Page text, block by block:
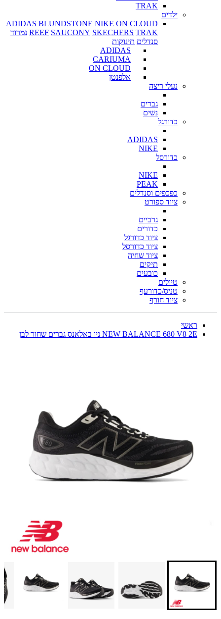
TRAK
ילדים
ADIDAS BLUNDSTONE NIKE ON CLOUD
REEF SAUCONY SKECHERS TRAK
נמרוד
סנדלים תינוקות
ADIDAS
CARIUMA
ON CLOUD
אלפנטן
נעלי ריצה
גברים
נשים
כדורגל
ADIDAS
NIKE
כדורסל
NIKE
PEAK
כפכפים וסנדלים
ציוד ספורט
גרביים
כדורים
ציוד כדורגל
ציוד כדורסל
ציוד שחיה
תיקים
כובעים
טיולים
טניס/כדורעף
ציוד חורף
ראשי
NEW BALANCE 680 V8 2E ניו באלאנס גברים שחור לבן